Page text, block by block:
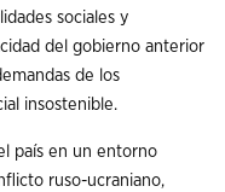
sociales y
del gobierno anterior
de los
insostenible.
país en un entorno
ruso-ucraniano,